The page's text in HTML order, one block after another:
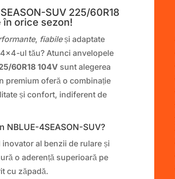
SUV 225/60R18
în orice sezon!
, fiabileși adaptate
ul tău? Atunci anvelopele
60R18 104V sunt alegerea
premium oferă o combinație
și confort, indiferent de
NBLUE-4SEASON-SUV?
inovator al benzii de rulare și
o aderență superioară pe
cu zăpadă.